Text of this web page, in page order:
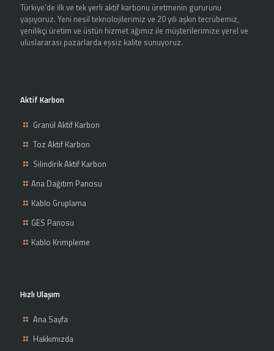
Türkiye’de ilk ve tek yerli aktif karbonu üretmenin gururunu
yaşıyoruz. Yeni nesil teknolojilerimiz ve 20 yılı aşkın tecrübemiz,
yenilikçi üretim ve üstün hizmet ağımız ile müşterilerimize yerel ve
uluslararası pazarlarda eşsiz kalite sunuyoruz.
Aktif Karbon
Granül Aktif Karbon
Toz Aktif Karbon
Silindirik Aktif Karbon
Ana Dağıtım Panosu
Kablo Gruplama
GES Panosu
Kablo Krimpleme
Hızlı Ulaşım
Ana Sayfa
Hakkımızda